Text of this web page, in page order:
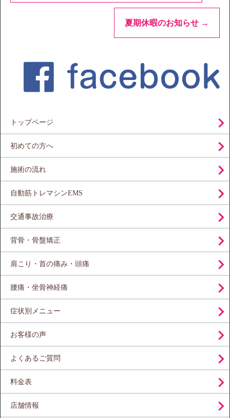
夏期休暇のお知らせ →
トップページ
初めての方へ
施術の流れ
自動筋トレマシンEMS
交通事故治療
背骨・骨盤矯正
肩こり・首の痛み・頭痛
腰痛・坐骨神経痛
症状別メニュー
お客様の声
よくあるご質問
料金表
店舗情報